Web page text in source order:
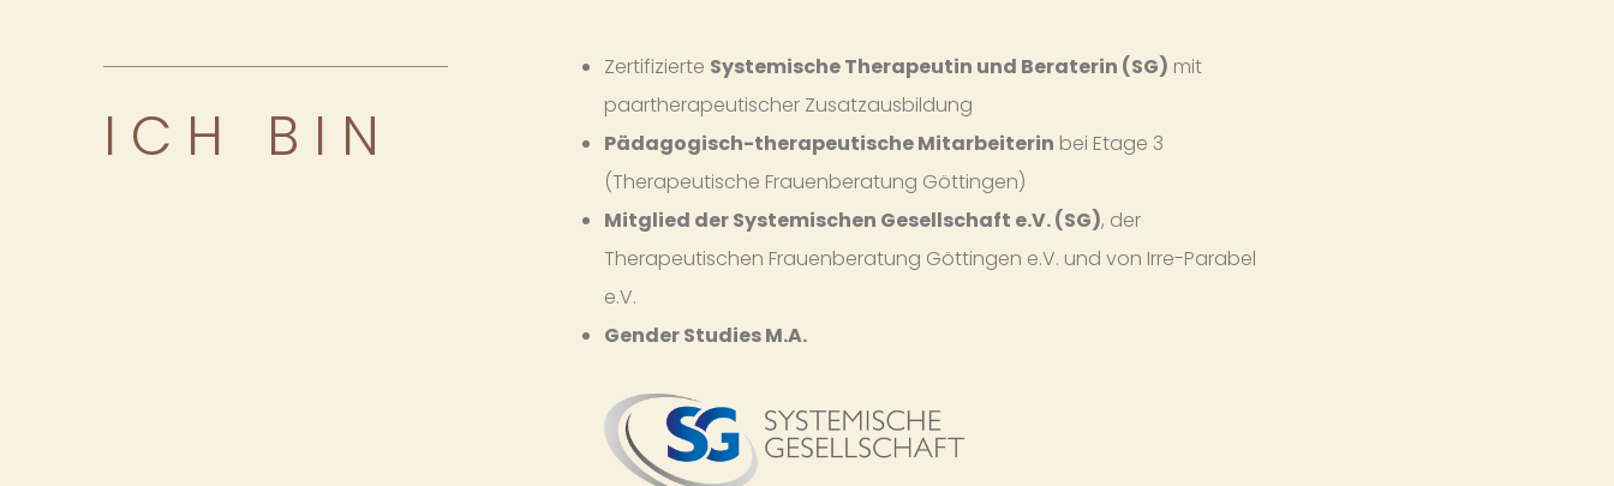
ICH BIN
Zertifizierte Systemische Therapeutin und Beraterin (SG) mit
paartherapeutischer Zusatzausbildung
Pädagogisch-therapeutische Mitarbeiterin bei Etage 3
(Therapeutische Frauenberatung Göttingen)
Mitglied der Systemischen Gesellschaft e.V. (SG), der
Therapeutischen Frauenberatung Göttingen e.V. und von Irre-Parabel
e.V.
Gender Studies M.A.